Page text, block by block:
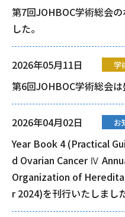
第7回JOHBOC学術総会
した。
2026年05月11日 学
第6回JOHBOC学術総会は
2026年04月02日 お
Year Book 4 (Practical
d Ovarian Cancer Ⅳ
Organization of
r 2024)を刊行いたしました